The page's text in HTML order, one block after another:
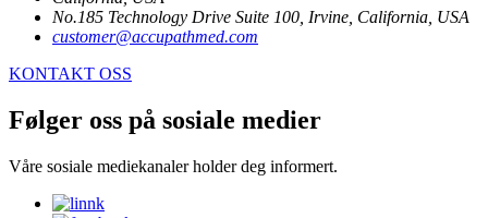
No.185 Technology Drive Suite 100, Irvine, California, USA
customer@accupathmed.com
KONTAKT OSS
Følger oss på sosiale medier
Våre sosiale mediekanaler holder deg informert.